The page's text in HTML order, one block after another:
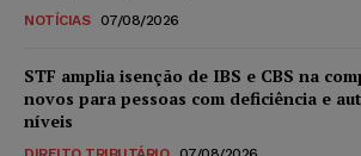
NOTÍCIAS 07/08/2026
STF amplia isenção de IBS e CBS na
novos para pessoas com deficiência e
níveis